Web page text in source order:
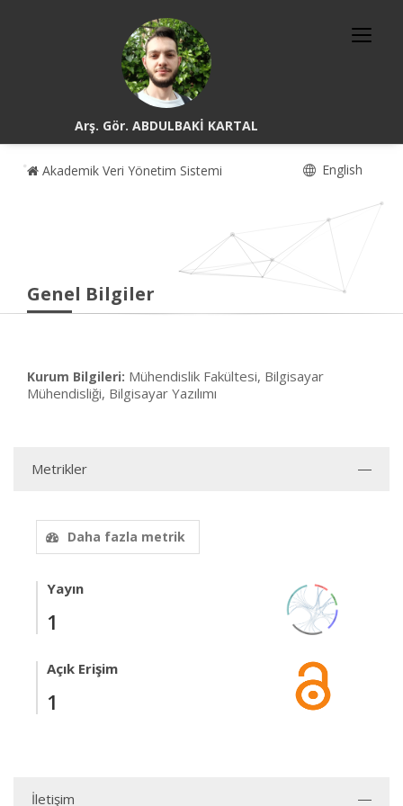
Arş. Gör. ABDULBAKİ KARTAL
Akademik Veri Yönetim Sistemi English
Genel Bilgiler
Kurum Bilgileri: Mühendislik Fakültesi, Bilgisayar
Mühendisliği, Bilgisayar Yazılımı
Metrikler
Daha fazla metrik
Yayın
1
Açık Erişim
1
İletişim